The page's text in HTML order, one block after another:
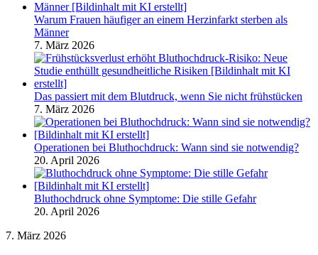
Warum Frauen häufiger an einem Herzinfarkt sterben als
Männer
7. März 2026
Das passiert mit dem Blutdruck, wenn Sie nicht frühstücken
7. März 2026
Operationen bei Bluthochdruck: Wann sind sie notwendig?
20. April 2026
Bluthochdruck ohne Symptome: Die stille Gefahr
20. April 2026
7. März 2026